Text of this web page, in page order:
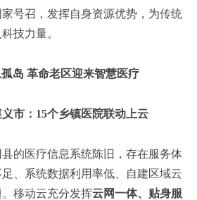
号召，发挥自身资源优势，为传统
技力量。
岛 革命老区迎来智慧医疗
市：15个乡镇医院联动上云
的医疗信息系统陈旧，存在服务体
、系统数据利用率低、自建区域云
移动云充分发挥云网一体、贴身服